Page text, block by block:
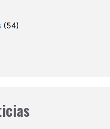
(54)